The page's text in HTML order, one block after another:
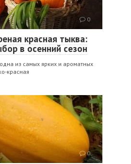
0
красная тыква:
в осенний сезон
из самых ярких и ароматных
красная
0